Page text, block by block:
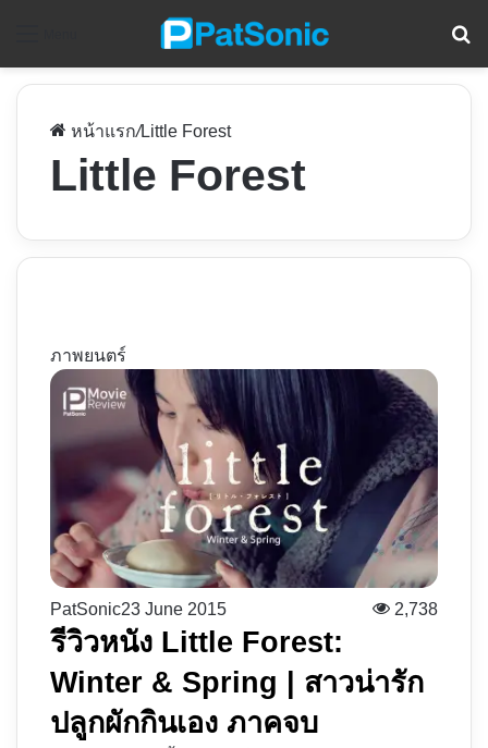
หน้าแรก/Little Forest
Little Forest
ภาพยนตร์
PatSonic23 June 2015 2,738
รีวิวหนัง Little Forest:
Winter & Spring | สาวน่ารัก
ปลูกผักกินเอง ภาคจบ